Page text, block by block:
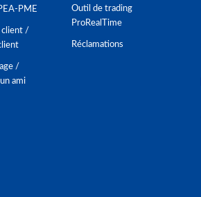
PME
client /
/
ami
Outil de trading
ProRealTime
Réclamations